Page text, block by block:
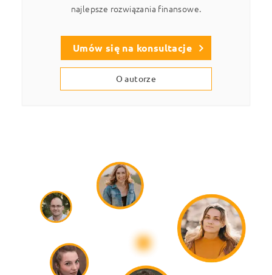
najlepsze rozwiązania finansowe.
Umów się na konsultacje
O autorze